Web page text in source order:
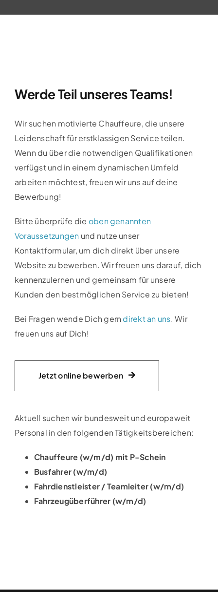
Werde Teil unseres Teams!
Wir suchen motivierte Chauffeure, die unsere
Leidenschaft für erstklassigen Service teilen.
Wenn du über die notwendigen Qualifikationen
verfügst und in einem dynamischen Umfeld
arbeiten möchtest, freuen wir uns auf deine
Bewerbung!
Bitte überprüfe die oben genannten
Voraussetzungen und nutze unser
Kontaktformular, um dich direkt über unsere
Website zu bewerben. Wir freuen uns darauf, dich
kennenzulernen und gemeinsam für unsere
Kunden den bestmöglichen Service zu bieten!
Bei Fragen wende Dich gern direkt an uns. Wir
freuen uns auf Dich!
Jetzt online bewerben
Aktuell suchen wir bundesweit und europaweit
Personal in den folgenden Tätigkeitsbereichen:
Chauffeure (w/m/d) mit P-Schein
Busfahrer (w/m/d)
Fahrdienstleister / Teamleiter (w/m/d)
Fahrzeugüberführer (w/m/d)